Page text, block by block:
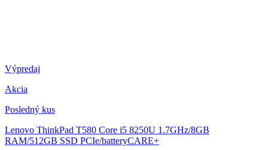
Výpredaj
Akcia
Posledný kus
Lenovo ThinkPad T580 Core i5 8250U 1.7GHz/8GB
RAM/512GB SSD PCIe/batteryCARE+